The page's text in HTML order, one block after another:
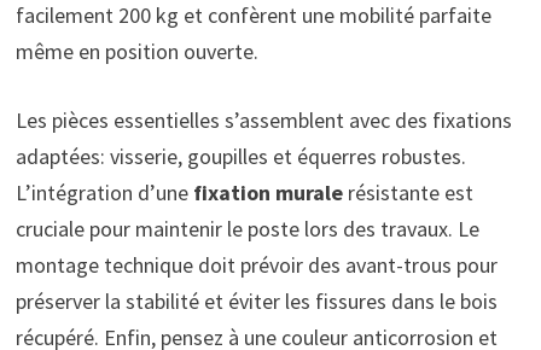
facilement 200 kg et confèrent une mobilité parfaite
même en position ouverte.
Les pièces essentielles s’assemblent avec des fixations
adaptées: visserie, goupilles et équerres robustes.
L’intégration d’une fixation muralerésistante est
cruciale pour maintenir le poste lors des travaux. Le
montage technique doit prévoir des avant-trous pour
préserver la stabilité et éviter les fissures dans le bois
récupéré. Enfin, pensez à une couleur anticorrosion et